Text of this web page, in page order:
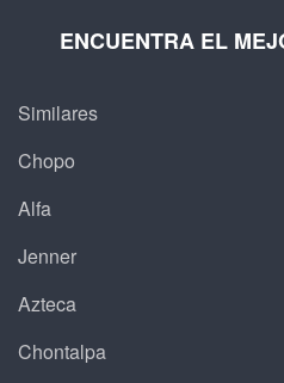
ENCUENTRA EL
Similares
Chopo
Alfa
Jenner
Azteca
Chontalpa